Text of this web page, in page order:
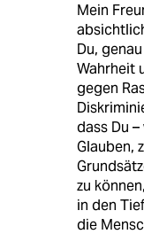
Mein
Du,
Wahrheit
gegen
dass Du
Glauben,
zu
in den
die